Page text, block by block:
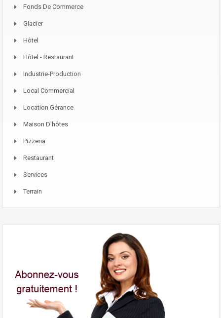
Fonds De Commerce
Glacier
Hôtel
Hôtel - Restaurant
Industrie-Production
Local Commercial
Location Gérance
Maison D'hôtes
Pizzeria
Restaurant
Services
Terrain